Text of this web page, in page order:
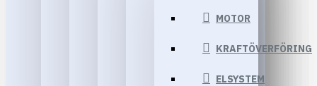
MOTOR
KRAFTÖVERFÖRING
ELSYSTEM